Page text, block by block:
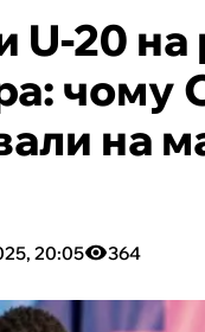
U-20 на
чому
на
20:05 364